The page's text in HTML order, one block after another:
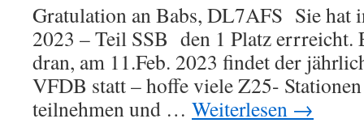
Gratulation an Babs, DL7AFS Sie hat
2023 – Teil SSB den 1 Platz errreicht.
dran, am 11.Feb. 2023 findet der
VFDB statt – hoffe viele Z25-
teilnehmen und … Weiterlesen →